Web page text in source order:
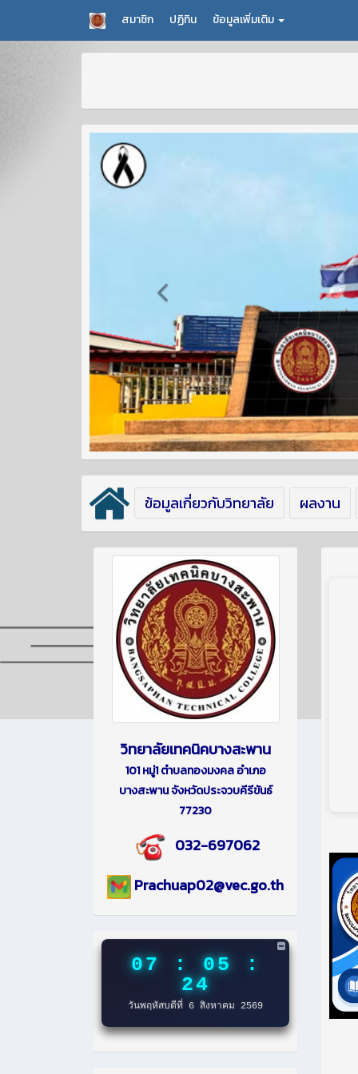
สมาชิก ปฏิทิน ข้อมูลเพิ่มเติม
ข้อมูลเกี่ยวกับวิทยาลัย ผลงาน
วิทยาลัยเทคนิคบางสะพาน
101 หมู่1 ตำบลทองมงคล อำเภอ
บางสะพาน จังหวัดประจวบคีรีขันธ์
77230
032-697062
Prachuap02@vec.go.th
07 : 05 :
25
วันพฤหัสบดีที่ 6 สิงหาคม 2569